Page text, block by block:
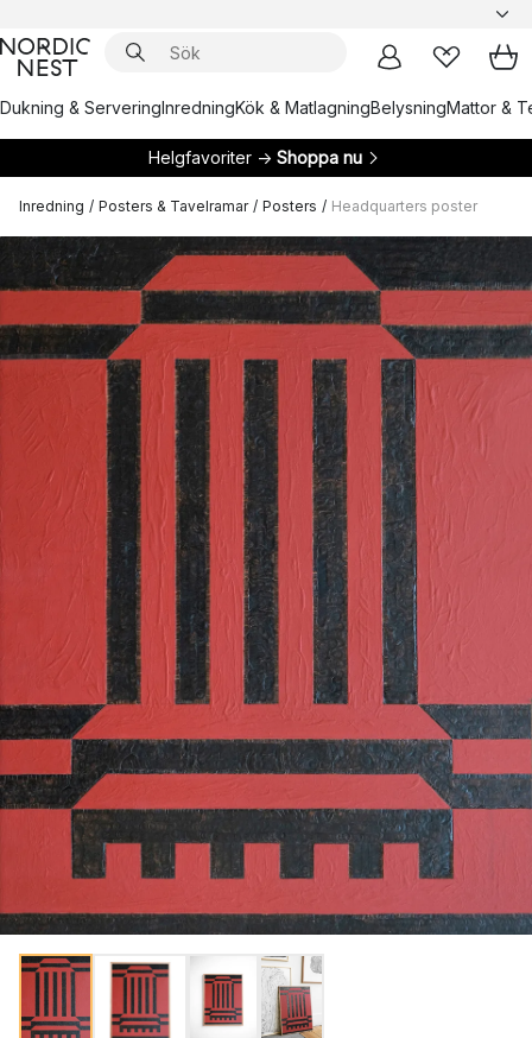
Dukning & ServeringInredningKök & MatlagningBelysningMattor &
Helgfavoriter → Shoppa nu
Inredning / Posters & Tavelramar / Posters / Headquarters poster